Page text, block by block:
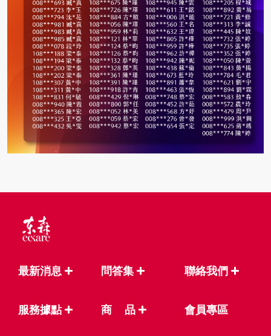
最新消息 問答集 聯絡我們
服務據點 商 品 會員專區